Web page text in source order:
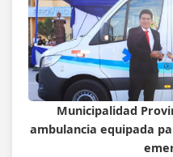
Municipalidad
ambulancia equipada